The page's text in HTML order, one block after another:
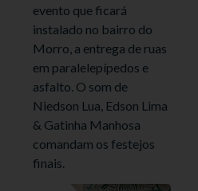
evento que ficará
instalado no bairro do
Morro, a entrega de ruas
em paralelepípedos e
asfalto. O som de
Niedson Lua, Edson Lima
& Gatinha Manhosa
comandam os festejos
finais.